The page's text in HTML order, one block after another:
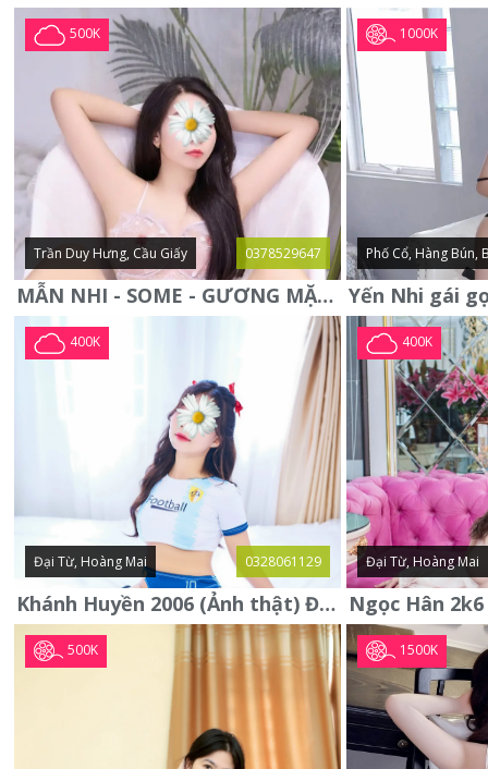
500K
Trần Duy Hưng, Cầu Giấy 0378529647
MẪN NHI - SOME - GƯƠNG MẶT XINH XẮN -CỰC CHIỀU KHÁCH
1000K
Phố Cổ, Hàng Bún,
400K
Đại Từ, Hoàng Mai 0328061129
Khánh Huyền 2006 (Ảnh thật) Đại từ - Hoàng Mai
400K
Đại Từ, Hoàng Mai
500K 1500K